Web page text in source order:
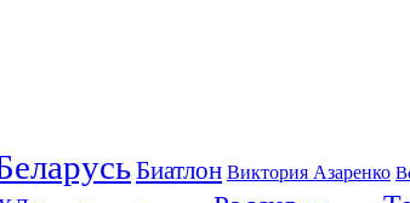
Биатлон Виктория Азаренко